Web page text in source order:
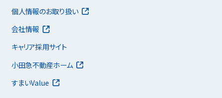
個人情報のお取り扱い
会社情報
キャリア採用サイト
小田急不動産ホーム
すまいValue